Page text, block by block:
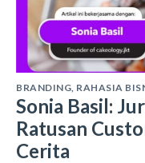
BRANDING, RAHASIA
Sonia Basil:
Ratusan
Cerita